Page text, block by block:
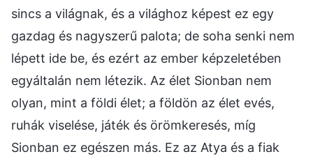
sincs a világnak, és a világhoz képest ez egy
gazdag és nagyszerű palota; de soha senki nem
lépett ide be, és ezért az ember képzeletében
egyáltalán nem létezik. Az élet Sionban nem
olyan, mint a földi élet; a földön az élet evés,
ruhák viselése, játék és örömkeresés, míg
Sionban ez egészen más. Ez az Atya és a fiak